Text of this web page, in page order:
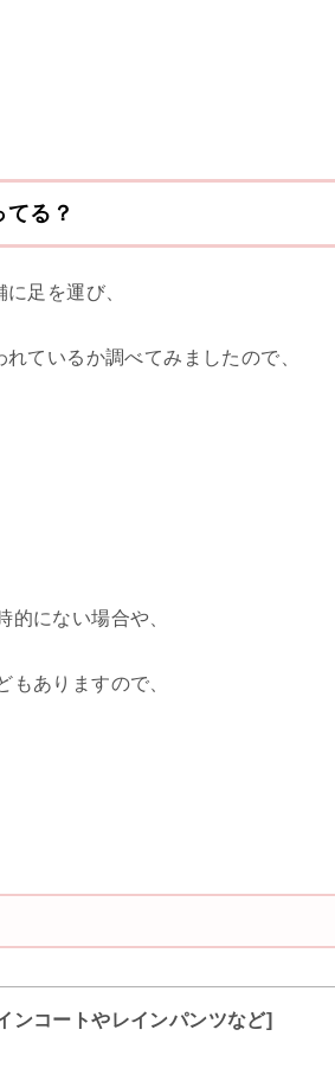
る？
足を運び、
ているか調べてみましたので、
的にない場合や、
ありますので、
ンコートやレインパンツなど]